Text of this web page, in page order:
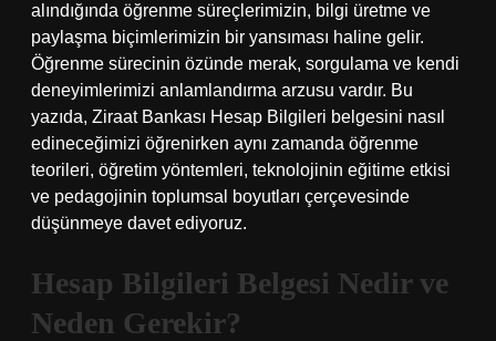
alındığında öğrenme süreçlerimizin, bilgi üretme ve
paylaşma biçimlerimizin bir yansıması haline gelir.
Öğrenme sürecinin özünde merak, sorgulama ve kendi
deneyimlerimizi anlamlandırma arzusu vardır. Bu
yazıda, Ziraat Bankası Hesap Bilgileri belgesini nasıl
edineceğimizi öğrenirken aynı zamanda öğrenme
teorileri, öğretim yöntemleri, teknolojinin eğitime etkisi
ve pedagojinin toplumsal boyutları çerçevesinde
düşünmeye davet ediyoruz.
Hesap Bilgileri Belgesi Nedir ve
Neden Gerekir?